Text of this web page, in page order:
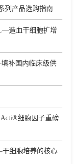
列产品选购指南
造血干细胞扩增
补国内临床级供
细胞因子重磅
干细胞培养的核心